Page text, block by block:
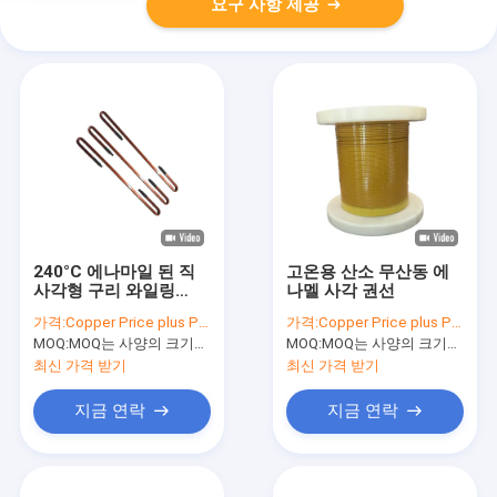
요구 사항 제공
240°C 에나마일 된 직
사각형 구리 와일링
저항과 디르브 모터
가격:Copper Price plus Processing Fee plus Freight
MOQ:MOQ는 사양의 크기에 따라 다릅니다.
최신 가격 받기
지금 연락
고온용 산소 무산동 에
나멜 사각 권선
가격:Copper Price plus Processing Fee plus Freight
MOQ:MOQ는 사양의 크기에 따라 다릅니다.
최신 가격 받기
지금 연락